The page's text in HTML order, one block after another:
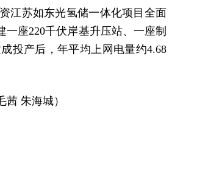
江苏如东光氢储一体化项目全面
座220千伏岸基升压站、一座制
投产后，年平均上网电量约4.68
朱海城）